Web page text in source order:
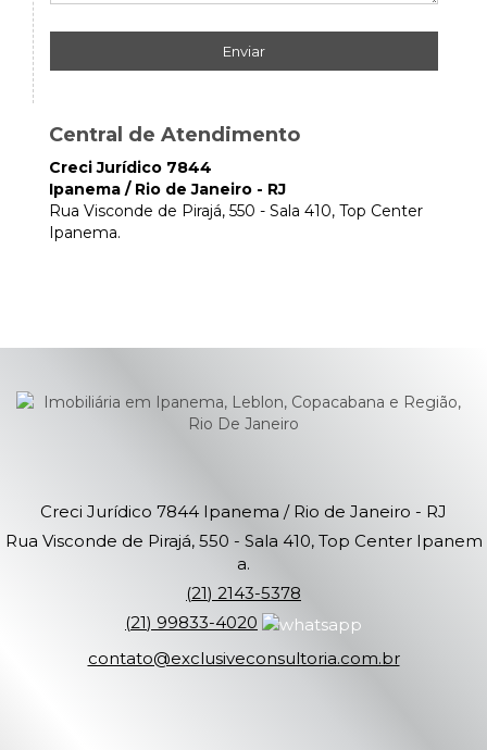
Enviar
Central de Atendimento
Creci Jurídico 7844
Ipanema / Rio de Janeiro - RJ
Rua Visconde de Pirajá, 550 - Sala 410, Top Center
Ipanema.
Creci Jurídico 7844 Ipanema / Rio de Janeiro - RJ
Rua Visconde de Pirajá, 550 - Sala 410, Top Center Ipanem
a.
(21) 2143-5378
(21) 99833-4020
contato@exclusiveconsultoria.com.br